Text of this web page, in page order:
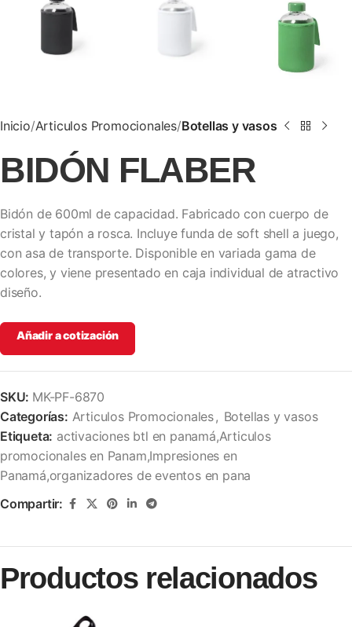
Inicio Articulos Promocionales Botellas y vasos
BIDÓN FLABER
Bidón de 600ml de capacidad. Fabricado con cuerpo de
cristal y tapón a rosca. Incluye funda de soft shell a juego,
con asa de transporte. Disponible en variada gama de
colores, y viene presentado en caja individual de atractivo
diseño.
Añadir a cotización
SKU: MK-PF-6870
Categorías: Articulos Promocionales, Botellas y vasos
Etiqueta: activaciones btl en panamá,Articulos
promocionales en Panam,Impresiones en
Panamá,organizadores de eventos en pana
Compartir:
Productos relacionados